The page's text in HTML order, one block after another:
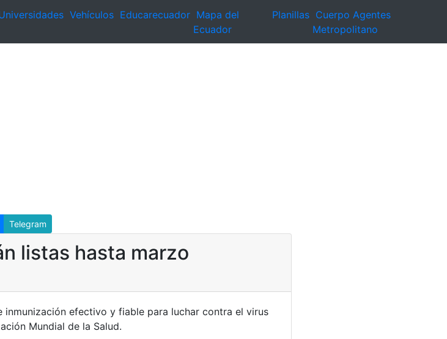
Vehículos Educarecuador Mapa del
Ecuador
Planillas Cuerpo Agentes
Metropolitano
Telegram
listas hasta marzo
inmunización efectivo y fiable para luchar contra el virus
Mundial de la Salud.